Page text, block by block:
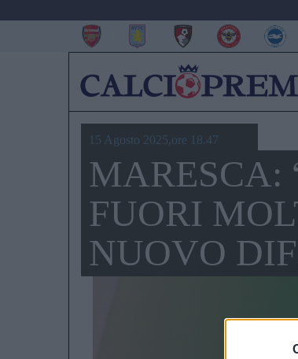
15 Agosto 2025,ore 18.47
MARESCA:
FUORI
NUOVO